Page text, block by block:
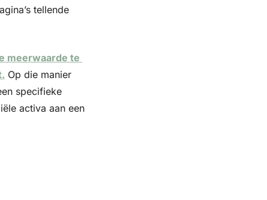
tellende
meerwaarde te
Op die manier
specifieke
activa aan een